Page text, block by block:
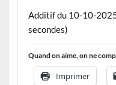
Additif du 10-10-
secondes)
Quand on aime, on ne
Imprimer